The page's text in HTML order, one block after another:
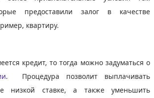
предоставили залог в качестве
квартиру.
кредит, то тогда можно задуматься о
. Процедура позволит выплачивать
низкой ставке, а также уменьшить